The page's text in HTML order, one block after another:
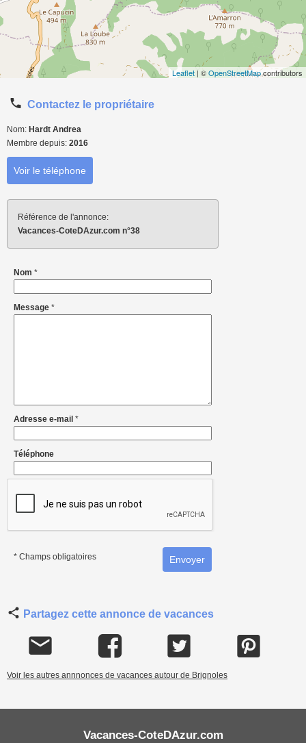
Leaflet | ©OpenStreetMapcontributors
Contactez le propriétaire
Nom: Hardt Andrea
Membre depuis: 2016
Voir le téléphone
Référence de l'annonce:
Vacances-CoteDAzur.com n°38
Nom *
Message *
Adresse e-mail *
Téléphone
* Champs obligatoires
Partagez cette annonce de vacances
Voir les autres annnonces de vacances autour de Brignoles
Vacances-CoteDAzur.com